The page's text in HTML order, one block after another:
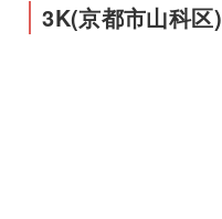
3K(京都市山科区)